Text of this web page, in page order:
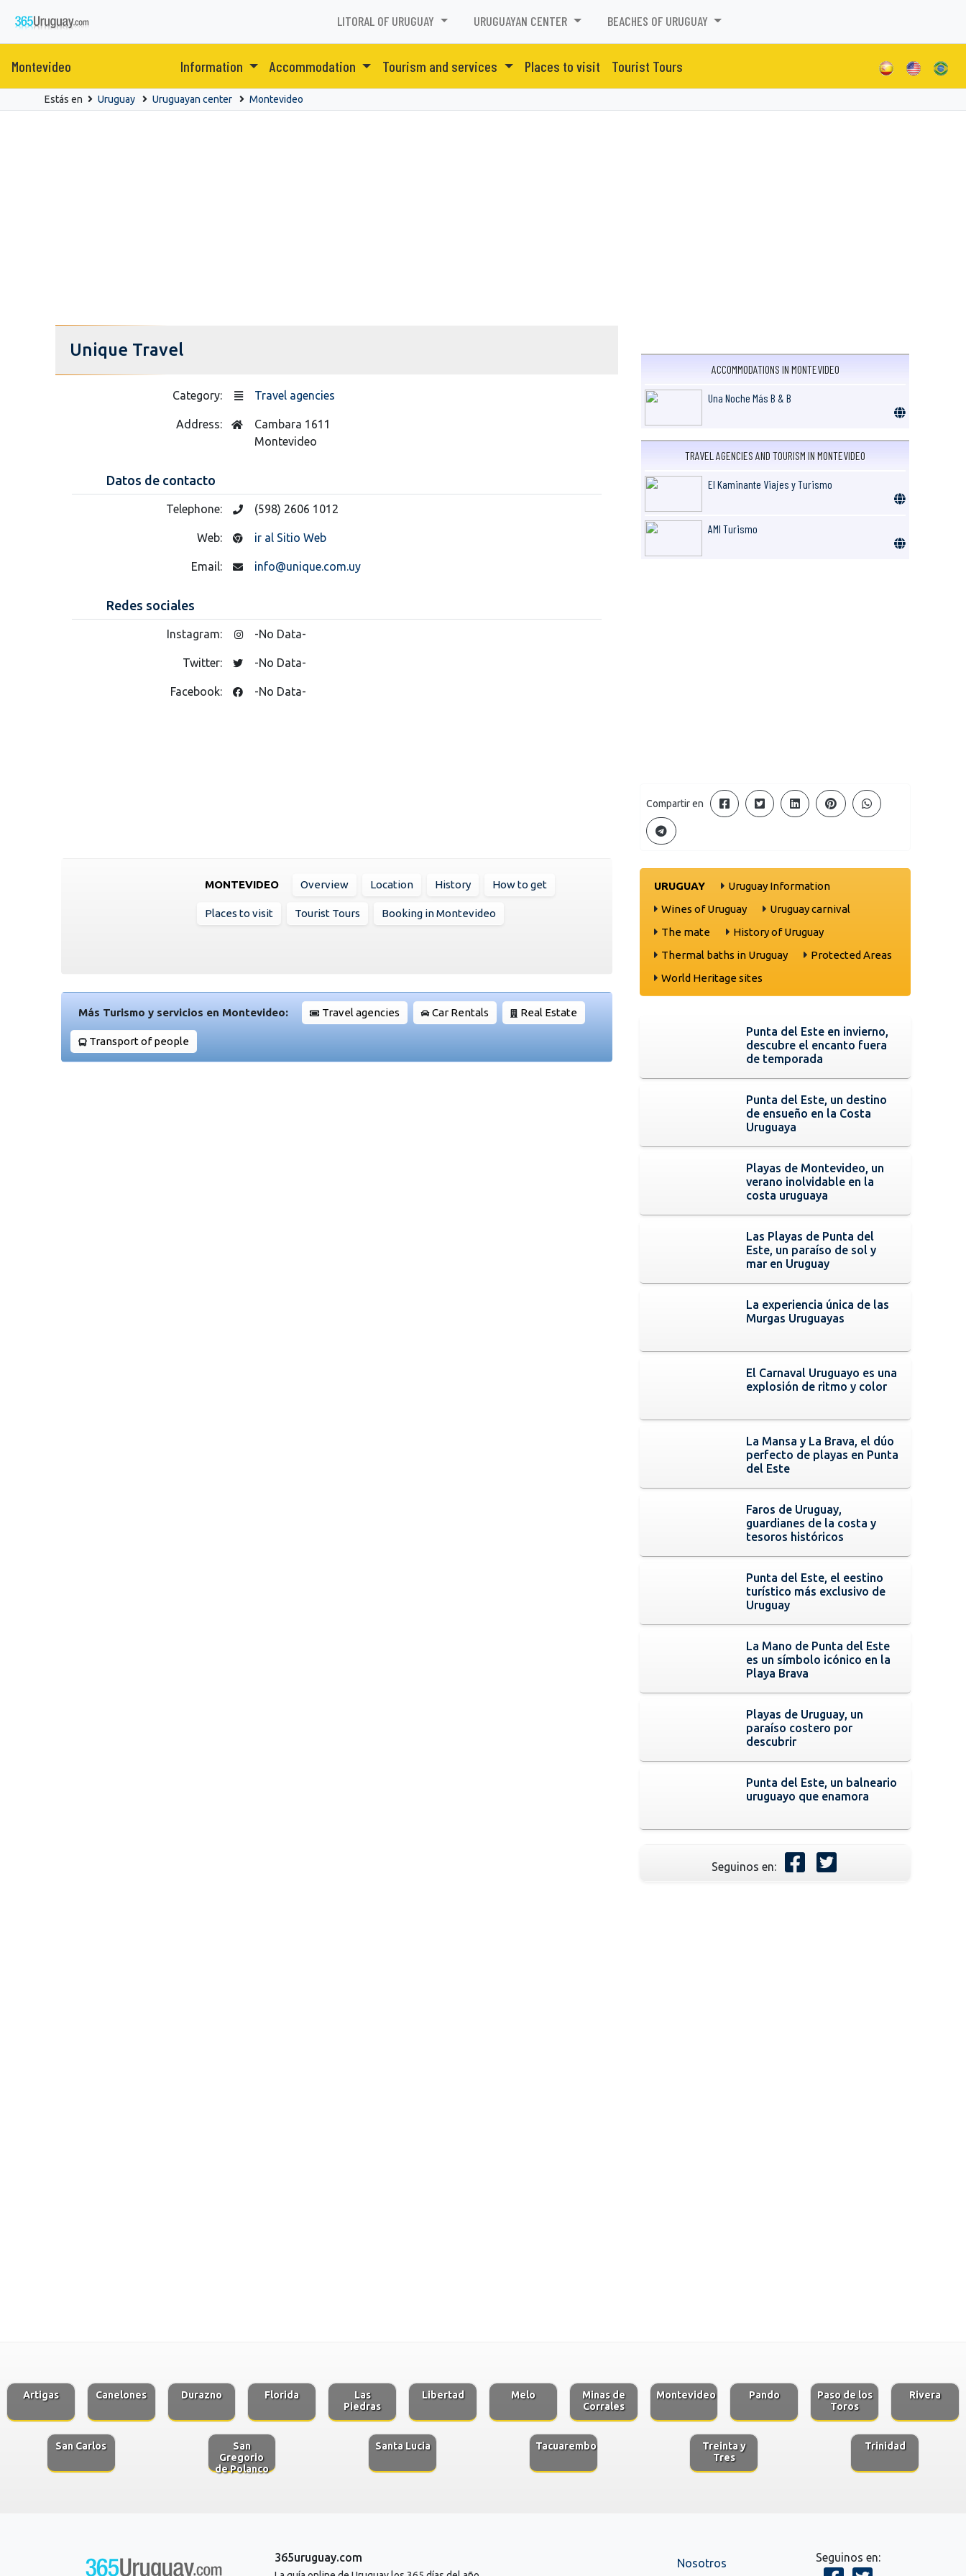
LITORAL OF URUGUAY URUGUAYAN CENTER BEACHES OF URUGUAY
Montevideo Information Accommodation Tourism and services Places to visit Tourist Tours
Estás en Uruguay Uruguayan center Montevideo
Unique Travel
Category: Travel agencies
Address:
Cambara 1611
Montevideo
Datos de contacto
Telephone: (598) 2606 1012
Web: ir al Sitio Web
Email: info@unique.com.uy
Redes sociales
Instagram: -No Data-
Twitter: -No Data-
Facebook: -No Data-
MONTEVIDEO Overview Location History How to get
Places to visit Tourist Tours Booking in Montevideo
Más Turismo y servicios en Montevideo: Travel agencies Car Rentals Real Estate
Transport of people
ACCOMMODATIONS IN MONTEVIDEO
Una Noche Más B & B
TRAVEL AGENCIES AND TOURISM IN MONTEVIDEO
El Kaminante Viajes y Turismo
AMI Turismo
Compartir en
URUGUAY
Uruguay Information
Wines of Uruguay
Uruguay carnival
The mate
History of Uruguay
Thermal baths in Uruguay
Protected Areas
World Heritage sites
Punta del Este en invierno,
descubre el encanto fuera
de temporada
Punta del Este, un destino
de ensueño en la Costa
Uruguaya
Playas de Montevideo, un
verano inolvidable en la
costa uruguaya
Las Playas de Punta del
Este, un paraíso de sol y
mar en Uruguay
La experiencia única de las
Murgas Uruguayas
El Carnaval Uruguayo es una
explosión de ritmo y color
La Mansa y La Brava, el dúo
perfecto de playas en Punta
del Este
Faros de Uruguay,
guardianes de la costa y
tesoros históricos
Punta del Este, el eestino
turístico más exclusivo de
Uruguay
La Mano de Punta del Este
es un símbolo icónico en la
Playa Brava
Playas de Uruguay, un
paraíso costero por
descubrir
Punta del Este, un balneario
uruguayo que enamora
Seguinos en:
Artigas Canelones Durazno Florida
Las
Piedras
Libertad Melo
Minas de
Corrales
Montevideo Pando
Paso de los
Toros
Rivera
San Carlos
San
Gregorio
de Polanco
Santa Lucia Tacuarembo
Treinta y
Tres
Trinidad
365uruguay.com Nosotros Seguinos en: